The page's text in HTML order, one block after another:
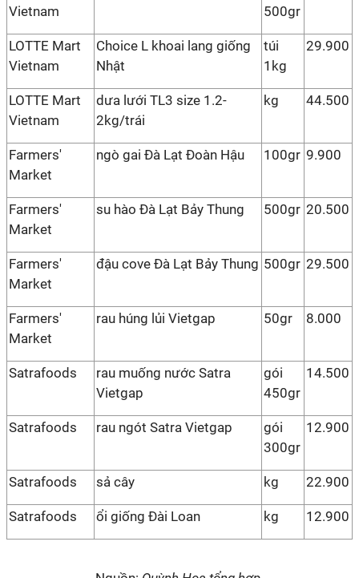
Vietnam
500gr
LOTTE Mart
Vietnam
Choice L khoai lang giống
Nhật
túi
1kg
29.900
LOTTE Mart
Vietnam
dưa lưới TL3 size 1.2-
2kg/trái
kg 44.500
Farmers'
Market
ngò gai Đà Lạt Đoàn Hậu 100gr 9.900
Farmers'
Market
su hào Đà Lạt Bảy Thung 500gr 20.500
Farmers'
Market
đậu cove Đà Lạt Bảy Thung 500gr 29.500
Farmers'
Market
rau húng lủi Vietgap 50gr 8.000
Satrafoods
rau muống nước Satra
Vietgap
gói
450gr
14.500
Satrafoods rau ngót Satra Vietgap
gói
300gr
12.900
Satrafoods sả cây kg 22.900
Satrafoods ổi giống Đài Loan kg 12.900